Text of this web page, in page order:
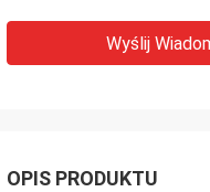
Wyślij
OPIS PRODUKTU